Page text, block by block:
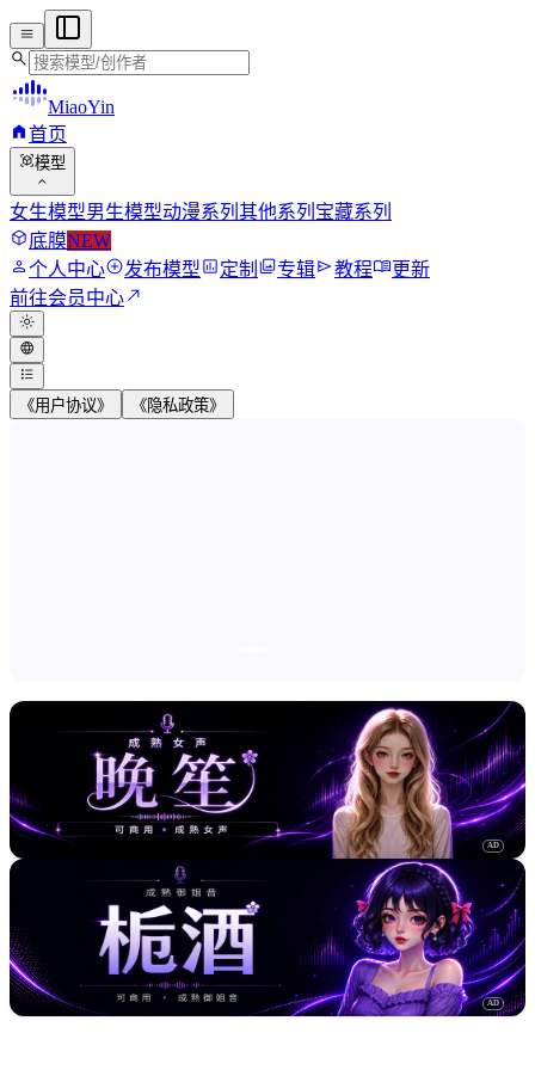
menu
search
MiaoYin
home首页
view_in_ar模型
expand_more
女生模型男生模型动漫系列 其他系列 宝藏系列
deployed_code底膜NEW
person个人中心add_circle发布模型assessment定制 photo_library专辑send教程menu_book更新
前往会员中心north_east
light_mode
language
format_list_bulleted
《用户协议》 《隐私政策》
AD
AD